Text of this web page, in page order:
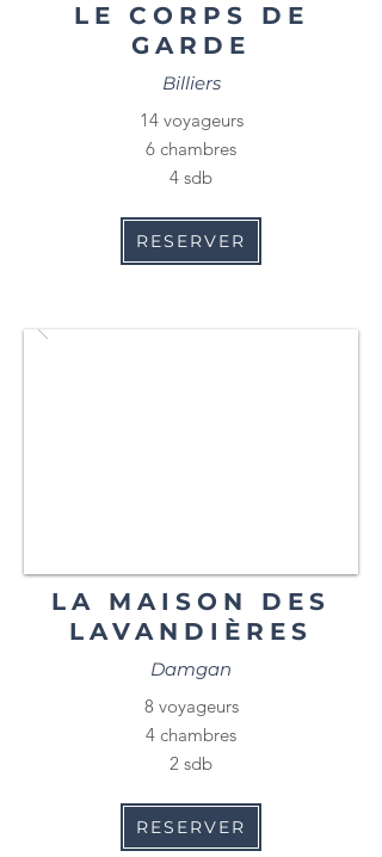
LE CORPS DE
GARDE
Billiers
14 voyageurs
6 chambres
4 sdb
RESERVER
LA MAISON DES
LAVANDIÈRES
Damgan
8 voyageurs
4 chambres
2 sdb
RESERVER